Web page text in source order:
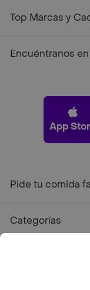
Top Marcas y
Encuéntranos
App
Pide tu comida
Categorías